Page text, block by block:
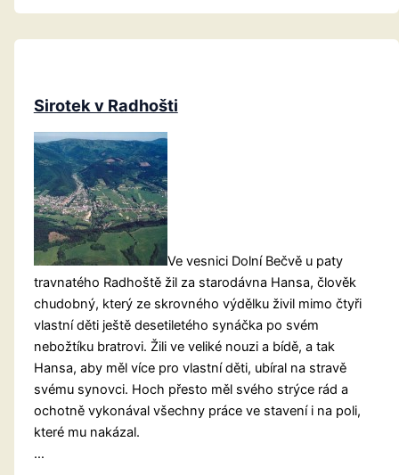
Sirotek v Radhošti
Ve vesnici Dolní Bečvě u paty
travnatého Radhoště žil za starodávna Hansa, člověk
chudobný, který ze skrovného výdělku živil mimo čtyři
vlastní děti ještě desetiletého synáčka po svém
nebožtíku bratrovi. Žili ve veliké nouzi a bídě, a tak
Hansa, aby měl více pro vlastní děti, ubíral na stravě
svému synovci. Hoch přesto měl svého strýce rád a
ochotně vykonával všechny práce ve stavení i na poli,
které mu nakázal.
…